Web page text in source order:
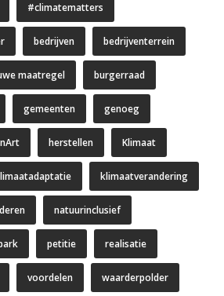
#climatematters
bedrijven bedrijventerrein
maatregel burgerraad
gemeenten genoeg
herstellen Klimaat
klimaatverandering
natuurinclusief
petitie realisatie
voordelen waarderpolder